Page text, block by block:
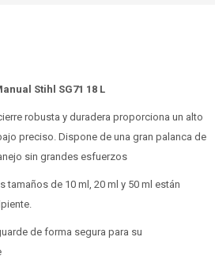
Stihl SG71 18 L
robusta y duradera proporciona un alto
preciso. Dispone de una gran palanca de
sin grandes esfuerzos
tamaños de 10 ml, 20 ml y 50 ml están
de forma segura para su